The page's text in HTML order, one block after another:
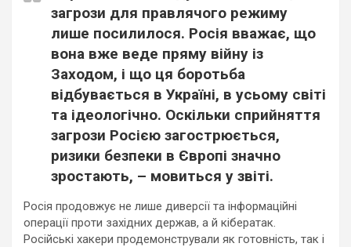
загрози для правлячого режиму
лише посилилося. Росія вважає, що
вона вже веде пряму війну із
Заходом, і що ця боротьба
відбувається в Україні, в усьому світі
та ідеологічно. Оскільки сприйняття
загрози Росією загострюється,
ризики безпеки в Європі значно
зростають, – мовиться у звіті.
Росія продовжує не лише диверсії та інформаційні
операції проти західних держав, а й кібератак.
Російські хакери продемонстрували як готовність, так і